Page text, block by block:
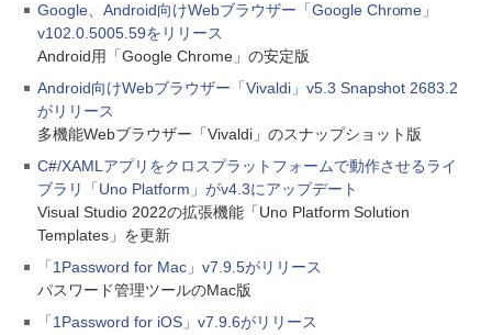
Google、Android向けWebブラウザー「Google Chrome」
v102.0.5005.59をリリース
Android用「Google Chrome」の安定版
Android向けWebブラウザー「Vivaldi」v5.3 Snapshot 2683.2
がリリース
多機能Webブラウザー「Vivaldi」のスナップショット版
C#/XAMLアプリをクロスプラットフォームで動作させるライ
ブラリ「Uno Platform」がv4.3にアップデート
Visual Studio 2022の拡張機能「Uno Platform Solution
Templates」を更新
「1Password for Mac」v7.9.5がリリース
パスワード管理ツールのMac版
「1Password for iOS」v7.9.6がリリース